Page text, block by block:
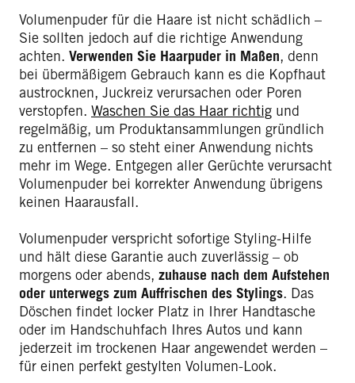
Volumenpuder für die Haare ist nicht schädlich –
Sie sollten jedoch auf die richtige Anwendung
achten. Verwenden Sie Haarpuder in Maßen, denn
bei übermäßigem Gebrauch kann es die Kopfhaut
austrocknen, Juckreiz verursachen oder Poren
verstopfen. Waschen Sie das Haar richtig und
regelmäßig, um Produktansammlungen gründlich
zu entfernen – so steht einer Anwendung nichts
mehr im Wege. Entgegen aller Gerüchte verursacht
Volumenpuder bei korrekter Anwendung übrigens
keinen Haarausfall.
Volumenpuder verspricht sofortige Styling-Hilfe
und hält diese Garantie auch zuverlässig – ob
morgens oder abends, zuhause nach dem Aufstehen
oder unterwegs zum Auffrischen des Stylings. Das
Döschen findet locker Platz in Ihrer Handtasche
oder im Handschuhfach Ihres Autos und kann
jederzeit im trockenen Haar angewendet werden –
für einen perfekt gestylten Volumen-Look.